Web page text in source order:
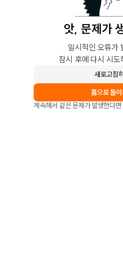
앗, 문제가
일시적인 오류가
잠시 후에 다시 시도
새로고침
홈으로 돌
계속해서 같은 문제가 발생한다면